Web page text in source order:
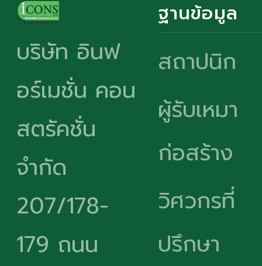
บริษัท อินฟ
อร์เมชั่น คอน
สตรัคชั่น
จำกัด
207/178-
179 ถนน
ฐานข้อมูล
สถาปนิก
ผู้รับเหมา
ก่อสร้าง
วิศวกรที่
ปรึกษา